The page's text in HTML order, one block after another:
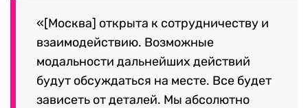
«[Москва] открыта к сотрудничеству и
взаимодействию. Возможные
модальности дальнейших действий
будут обсуждаться на месте. Все будет
зависеть от деталей. Мы абсолютно